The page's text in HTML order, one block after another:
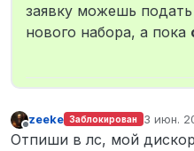
заявку можешь
нового набора, а пока
zeekе Заблокирован 3 июн.
Отпиши в лс, мой